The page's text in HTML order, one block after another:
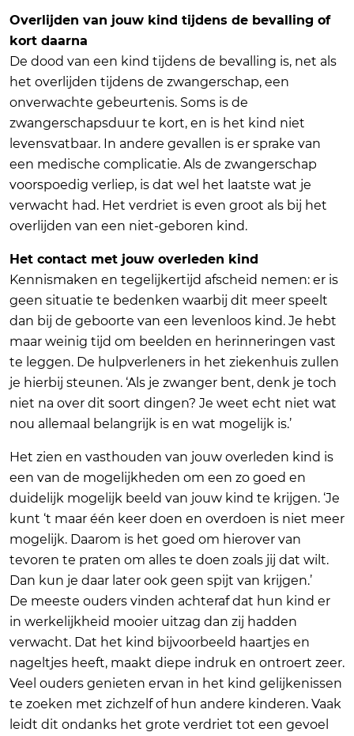
Overlijden van jouw kind tijdens de bevalling of
kort daarna
De dood van een kind tijdens de bevalling is, net als
het overlijden tijdens de zwangerschap, een
onverwachte gebeurtenis. Soms is de
zwangerschapsduur te kort, en is het kind niet
levensvatbaar. In andere gevallen is er sprake van
een medische complicatie. Als de zwangerschap
voorspoedig verliep, is dat wel het laatste wat je
verwacht had. Het verdriet is even groot als bij het
overlijden van een niet-geboren kind.
Het contact met jouw overleden kind
Kennismaken en tegelijkertijd afscheid nemen: er is
geen situatie te bedenken waarbij dit meer speelt
dan bij de geboorte van een levenloos kind. Je hebt
maar weinig tijd om beelden en herinneringen vast
te leggen. De hulpverleners in het ziekenhuis zullen
je hierbij steunen. ‘Als je zwanger bent, denk je toch
niet na over dit soort dingen? Je weet echt niet wat
nou allemaal belangrijk is en wat mogelijk is.’
Het zien en vasthouden van jouw overleden kind is
een van de mogelijkheden om een zo goed en
duidelijk mogelijk beeld van jouw kind te krijgen. ‘Je
kunt ‘t maar één keer doen en overdoen is niet meer
mogelijk. Daarom is het goed om hierover van
tevoren te praten om alles te doen zoals jij dat wilt.
Dan kun je daar later ook geen spijt van krijgen.’
De meeste ouders vinden achteraf dat hun kind er
in werkelijkheid mooier uitzag dan zij hadden
verwacht. Dat het kind bijvoorbeeld haartjes en
nageltjes heeft, maakt diepe indruk en ontroert zeer.
Veel ouders genieten ervan in het kind gelijkenissen
te zoeken met zichzelf of hun andere kinderen. Vaak
leidt dit ondanks het grote verdriet tot een gevoel